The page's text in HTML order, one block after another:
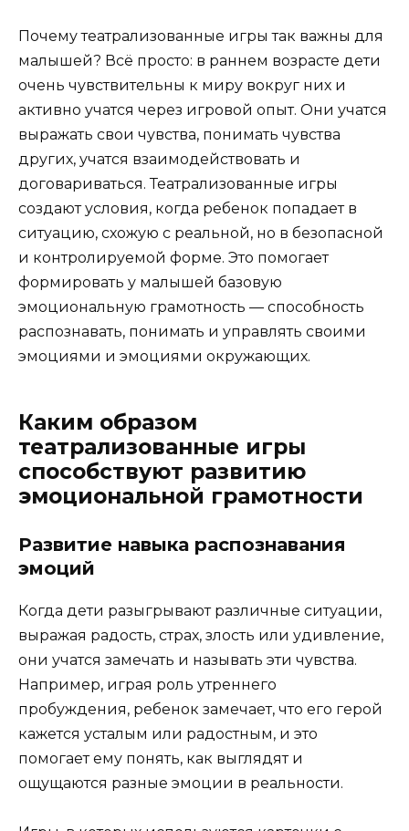
Почему театрализованные игры так важны для
малышей? Всё просто: в раннем возрасте дети
очень чувствительны к миру вокруг них и
активно учатся через игровой опыт. Они учатся
выражать свои чувства, понимать чувства
других, учатся взаимодействовать и
договариваться. Театрализованные игры
создают условия, когда ребенок попадает в
ситуацию, схожую с реальной, но в безопасной
и контролируемой форме. Это помогает
формировать у малышей базовую
эмоциональную грамотность — способность
распознавать, понимать и управлять своими
эмоциями и эмоциями окружающих.
Каким образом
театрализованные игры
способствуют развитию
эмоциональной грамотности
Развитие навыка распознавания
эмоций
Когда дети разыгрывают различные ситуации,
выражая радость, страх, злость или удивление,
они учатся замечать и называть эти чувства.
Например, играя роль утреннего
пробуждения, ребенок замечает, что его герой
кажется усталым или радостным, и это
помогает ему понять, как выглядят и
ощущаются разные эмоции в реальности.